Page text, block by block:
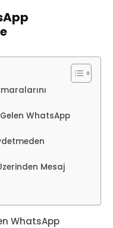
WhatsApp
Mesaj
WhatsApp